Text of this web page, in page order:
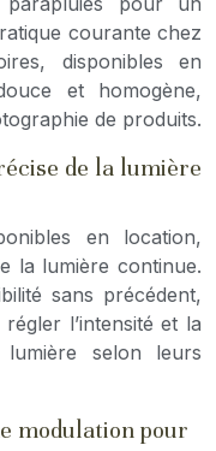
courante chez
disponibles en
et homogène,
de produits.
de la lumière
en location,
la lumière continue.
sans précédent,
l’intensité et la
selon leurs
modulation pour